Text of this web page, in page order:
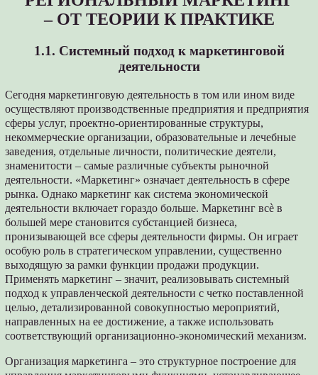
– ОТ ТЕОРИИ К ПРАКТИКЕ
1.1. Системный подход к маркетинговой
деятельности
Сегодня маркетинговую деятельность в том или ином виде
осуществляют производственные предприятия и предприятия
сферы услуг, проектно-ориентированные структуры,
некоммерческие организации, образовательные и лечебные
заведения, отдельные личности, политические деятели,
знаменитости – самые различные субъекты рыночной
деятельности. «Маркетинг» означает деятельность в сфере
рынка. Однако маркетинг как система экономической
деятельности включает гораздо больше. Маркетинг всѐ в
большей мере становится субстанцией бизнеса,
пронизывающей все сферы деятельности фирмы. Он играет
особую роль в стратегическом управлении, существенно
выходящую за рамки функции продажи продукции.
Применять маркетинг – значит, реализовывать системный
подход к управленческой деятельности с четко поставленной
целью, детализированной совокупностью мероприятий,
направленных на ее достижение, а также использовать
соответствующий организационно-экономический механизм.
Организация маркетинга – это структурное построение для